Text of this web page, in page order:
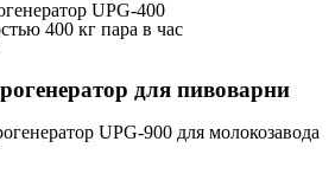
для пивоварни